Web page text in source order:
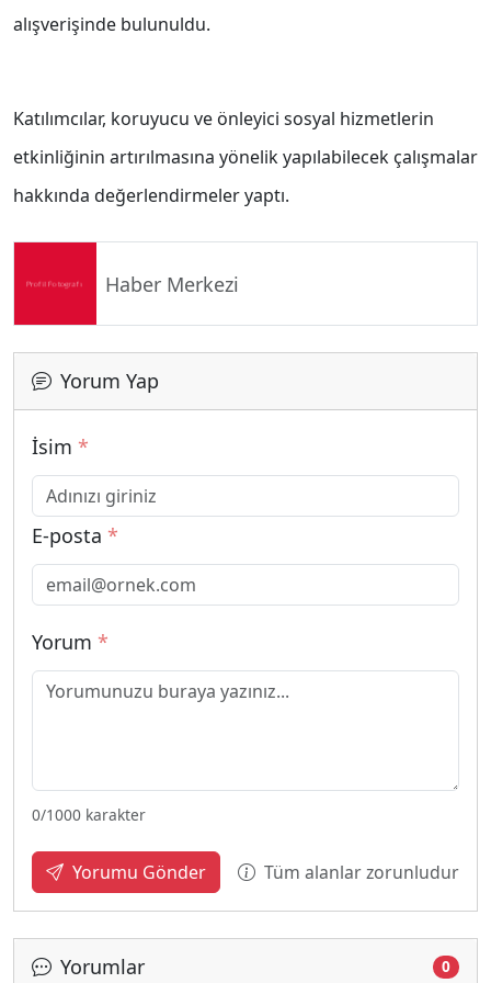
alışverişinde bulunuldu.
Katılımcılar, koruyucu ve önleyici sosyal hizmetlerin
etkinliğinin artırılmasına yönelik yapılabilecek çalışmalar
hakkında değerlendirmeler yaptı.
Haber Merkezi
Yorum Yap
İsim *
E-posta *
Yorum *
0/1000 karakter
Yorumu Gönder Tüm alanlar zorunludur
Yorumlar 0